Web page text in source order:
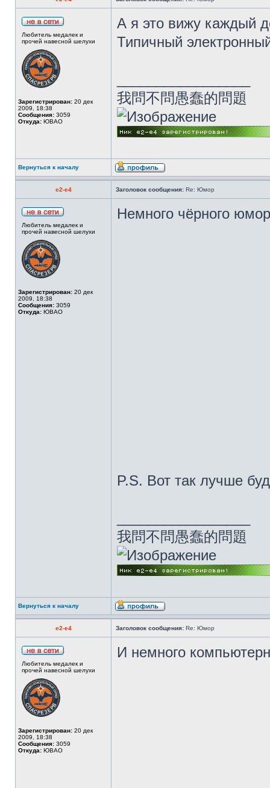
Любитель медалек и
прочей навесной шелухи
Зарегистрирован: 20 дек
2009, 18:38
Сообщения: 3059
Откуда: ЮВАО
А я это вижу каждый
Типичный
我問不問愚蠢的問題
Вернуться к началу
e2-e4 Заголовок сообщения: Re: Юмор
Любитель медалек и
прочей навесной шелухи
Зарегистрирован: 20 дек
2009, 18:38
Сообщения: 3059
Откуда: ЮВАО
Немного чёрного
P.S. Вот так лучше
我問不問愚蠢的問題
Вернуться к началу
e2-e4 Заголовок сообщения: Re: Юмор
Любитель медалек и
прочей навесной шелухи
Зарегистрирован: 20 дек
2009, 18:38
Сообщения: 3059
Откуда: ЮВАО
И немного